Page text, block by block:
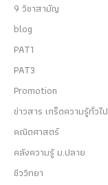
9 วิชาสามัญ
blog
PAT1
PAT3
Promotion
ข่าวสาร เกร็ดความรู้ทั่วไป
คณิตศาสตร์
คลังความรู้ ม.ปลาย
ชีววิทยา